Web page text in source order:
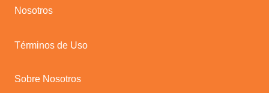
Nosotros
Términos de Uso
Sobre Nosotros